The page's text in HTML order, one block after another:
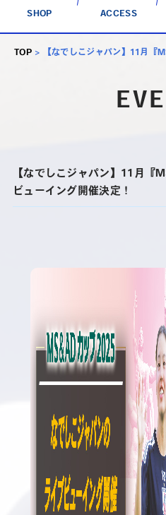
SHOP ACCESS
TOP > 【なでしこジャパン】11月『
【なでしこジャパン】11月『
ビューイング開催決定！